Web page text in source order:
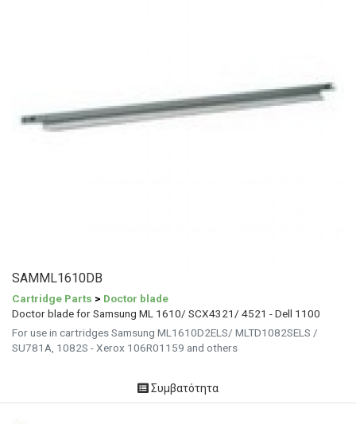
SAMML1610DB
Cartridge Parts > Doctor blade
Doctor blade for Samsung ML 1610/ SCX4321/ 4521 - Dell 1100
For use in cartridges Samsung ML1610D2ELS/ MLTD1082SELS /
SU781A, 1082S - Xerox 106R01159 and others
Συμβατότητα